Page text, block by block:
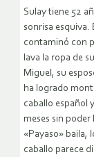
Sulay tiene 52
sonrisa esquiva.
contaminó con
lava la ropa de
Miguel, su
ha logrado
caballo español
meses sin
«Payaso» baila,
caballo parece